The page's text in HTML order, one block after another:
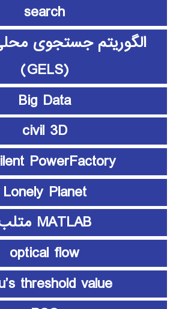
search
الگوریتم جستجوی
(GELS)
Big Data
civil 3D
PowerFactory
Lonely Planet
MATLAB متلب
optical flow
threshold value